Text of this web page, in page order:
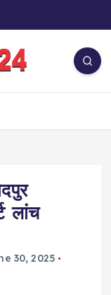
लांच
30, 2025